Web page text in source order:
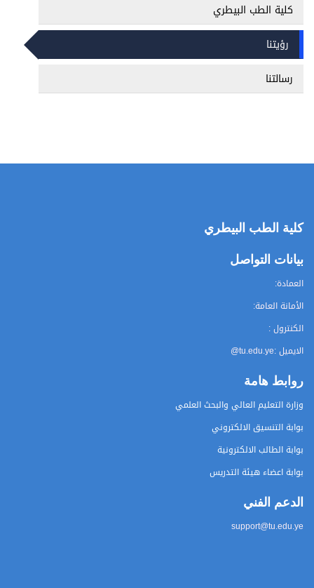
كلية الطب البيطري
رؤيتنا
رسالتنا
كلية الطب البيطري
بيانات التواصل
العمادة:
الأمانة العامة:
الكنترول :
الايميل :@tu.edu.ye
روابط هامة
وزارة التعليم العالي والبحث العلمي
بوابة التنسيق الالكتروني
بوابة الطالب الالكترونية
بوابة اعضاء هيئة التدريس
الدعم الفني
support@tu.edu.ye